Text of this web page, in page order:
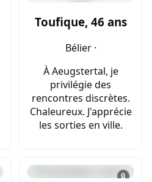
Toufique, 46 ans
Bélier ·
À Aeugstertal, je
privilégie des
rencontres discrètes.
Chaleureux. J'apprécie
les sorties en ville.
🔒